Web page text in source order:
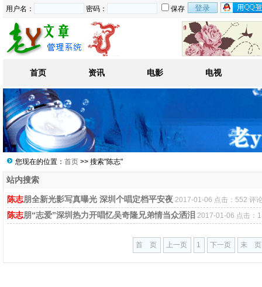
用户名： 密码： 保存
首页 资讯 电影 电视
您现在的位置： 首页 >> 搜索"陈志"
站内搜索
陈志朋全新光影写真曝光 深圳个唱定档平安夜 2017-01-06 点击：552 评
陈志朋“志爱”深圳热力开唱忆吴奇隆兄弟情当众洒泪 2017-01-06 点击：
首 页 上一页 1 下一页 末 页